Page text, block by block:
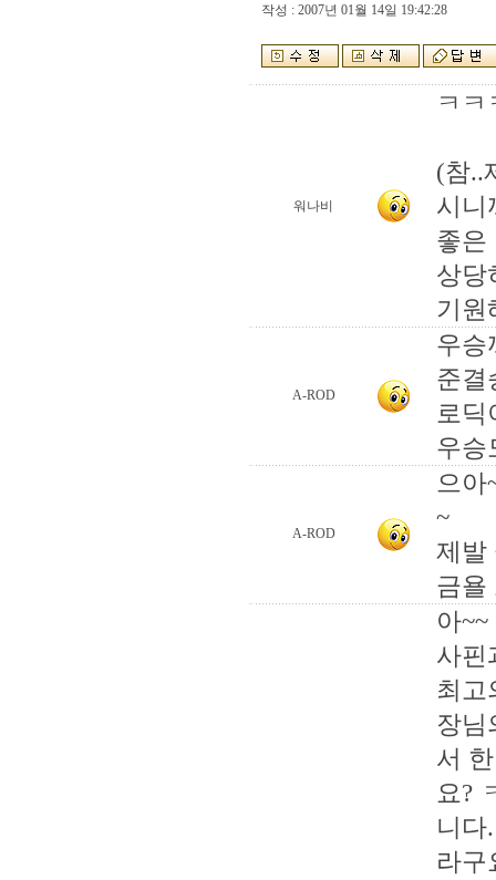
작성 : 2007년 01월 14일 19:42:28
워나비
ㅋ
(참..
시
좋
상
기원
A-ROD
우승
준결
로
우승
A-ROD
으아
~
제발
금욜
아~~
사
최고
장님
서
요?
니다
라